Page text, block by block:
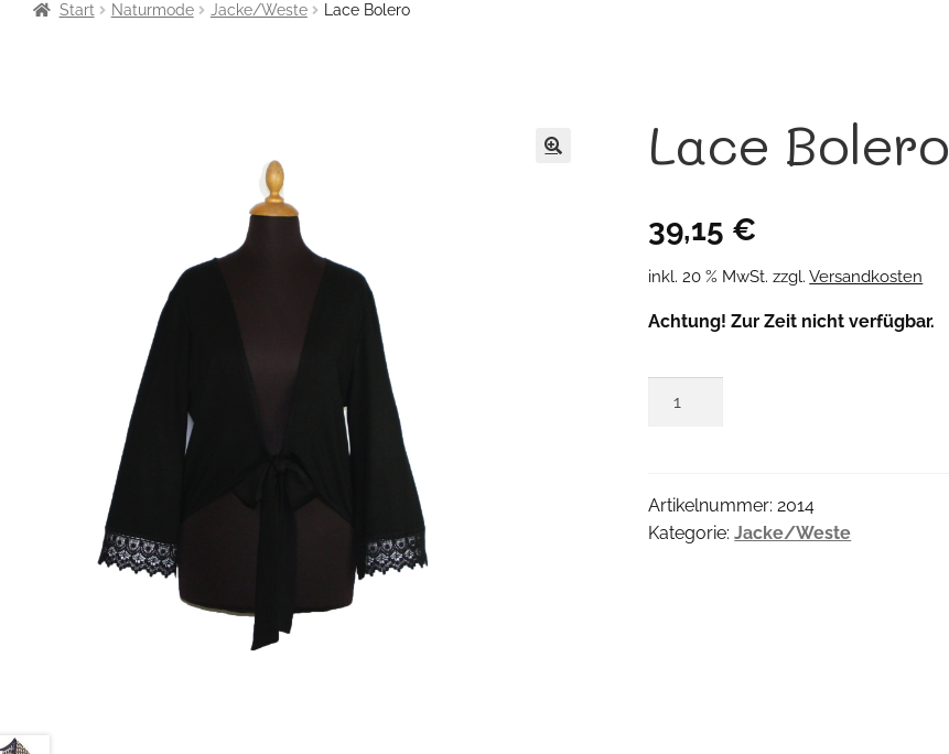
Start Naturmode Jacke/Weste Lace Bolero
Lace Bolero
39,15 €
inkl. 20 % MwSt. zzgl.Versandkosten
Achtung! Zur Zeit nicht verfügbar.
Artikelnummer:2014
Kategorie:Jacke/Weste